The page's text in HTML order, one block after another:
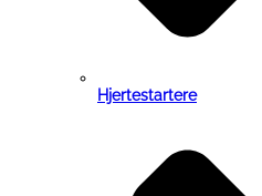
Hjertestartere